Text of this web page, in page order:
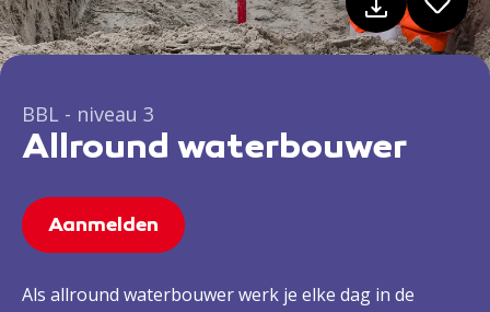
BBL - niveau 3
Allround waterbouwer
Aanmelden
Als allround waterbouwer werk je elke dag in de